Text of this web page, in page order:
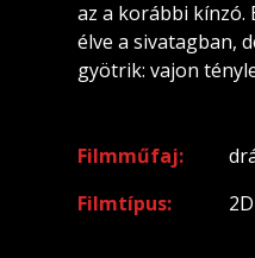
az a korábbi kínzó.
élve a sivatagban,
gyötrik: vajon
Filmműfaj
Filmtípus
2D